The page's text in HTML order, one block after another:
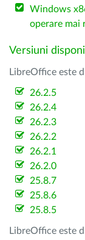
Windows
operare mai
Versiuni
LibreOffice este
26.2.5
26.2.4
26.2.3
26.2.2
26.2.1
26.2.0
25.8.7
25.8.6
25.8.5
LibreOffice este